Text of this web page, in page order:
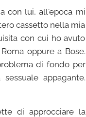
con lui, all'epoca mi
cassetto nella mia
con cui ho avuto
oppure a Bose.
di fondo per
appagante.
di approcciare la